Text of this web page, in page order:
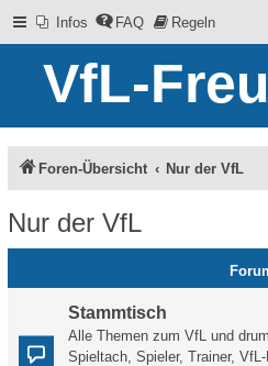
Infos FAQ Regeln
VfL-
Foren-Übersicht Nur der VfL
Nur der VfL
Stammtisch
Alle Themen zum VfL und
Spieltach, Spieler, Trainer,